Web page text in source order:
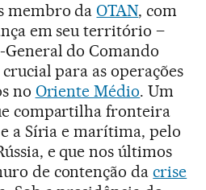
membro da OTAN, com
em seu território –
do Comando
para as operações
no Oriente Médio. Um
compartilha fronteira
a Síria e marítima, pelo
e que nos últimos
de contenção dacrise